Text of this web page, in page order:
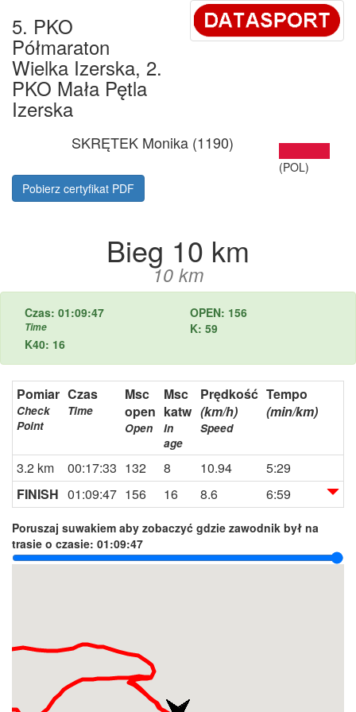
5. PKO
Półmaraton
Wielka Izerska, 2.
PKO Mała Pętla
Izerska
SKRĘTEK Monika (1190)
(POL)
Pobierz certyfikat PDF
Bieg 10 km
10 km
Czas: 01:09:47
Time
OPEN: 156
K: 59
K40: 16
Pomiar
Check
Point
Czas
Time
Msc
open
Open
Msc
katw
In
age
Prędkość
(km/h)
Speed
Tempo
(min/km)
3.2 km 00:17:33 132 8 10.94
5:29
FINISH 01:09:47 156 16 8.6 6:59
Poruszaj suwakiem aby zobaczyć gdzie zawodnik był na
trasie o czasie: 01:09:47